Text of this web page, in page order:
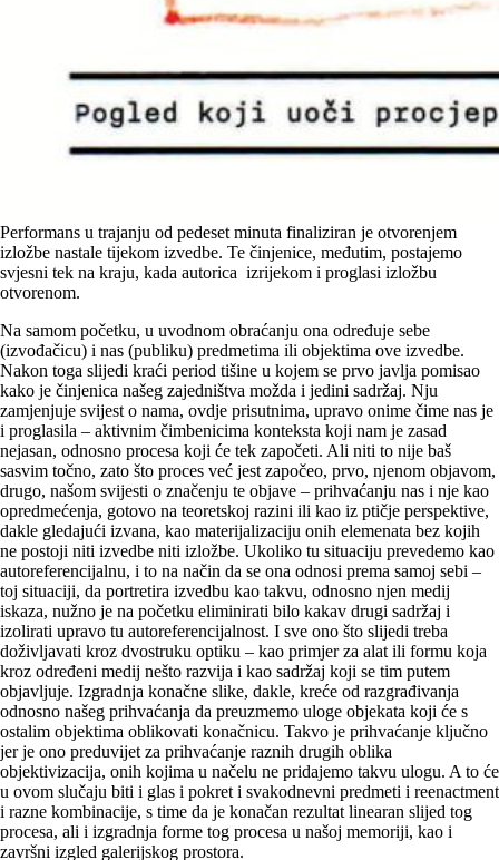
Performans u trajanju od pedeset minuta finaliziran je otvorenjem
izložbe nastale tijekom izvedbe. Te činjenice, međutim, postajemo
svjesni tek na kraju, kada autorica izrijekom i proglasi izložbu
otvorenom.
Na samom početku, u uvodnom obraćanju ona određuje sebe
(izvođačicu) i nas (publiku) predmetima ili objektima ove izvedbe.
Nakon toga slijedi kraći period tišine u kojem se prvo javlja pomisao
kako je činjenica našeg zajedništva možda i jedini sadržaj. Nju
zamjenjuje svijest o nama, ovdje prisutnima, upravo onime čime nas je
i proglasila – aktivnim čimbenicima konteksta koji nam je zasad
nejasan, odnosno procesa koji će tek započeti. Ali niti to nije baš
sasvim točno, zato što proces već jest započeo, prvo, njenom objavom,
drugo, našom svijesti o značenju te objave – prihvaćanju nas i nje kao
opredmećenja, gotovo na teoretskoj razini ili kao iz ptičje perspektive,
dakle gledajući izvana, kao materijalizaciju onih elemenata bez kojih
ne postoji niti izvedbe niti izložbe. Ukoliko tu situaciju prevedemo kao
autoreferencijalnu, i to na način da se ona odnosi prema samoj sebi –
toj situaciji, da portretira izvedbu kao takvu, odnosno njen medij
iskaza, nužno je na početku eliminirati bilo kakav drugi sadržaj i
izolirati upravo tu autoreferencijalnost. I sve ono što slijedi treba
doživljavati kroz dvostruku optiku – kao primjer za alat ili formu koja
kroz određeni medij nešto razvija i kao sadržaj koji se tim putem
objavljuje. Izgradnja konačne slike, dakle, kreće od razgrađivanja
odnosno našeg prihvaćanja da preuzmemo uloge objekata koji će s
ostalim objektima oblikovati konačnicu. Takvo je prihvaćanje ključno
jer je ono preduvijet za prihvaćanje raznih drugih oblika
objektivizacija, onih kojima u načelu ne pridajemo takvu ulogu. A to će
u ovom slučaju biti i glas i pokret i svakodnevni predmeti i reenactment
i razne kombinacije, s time da je konačan rezultat linearan slijed tog
procesa, ali i izgradnja forme tog procesa u našoj memoriji, kao i
završni izgled galerijskog prostora.